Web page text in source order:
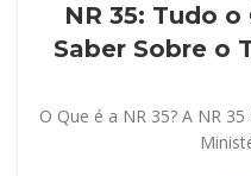
NR 35: Tudo
Saber Sobre o
O Que é a NR 35? A NR